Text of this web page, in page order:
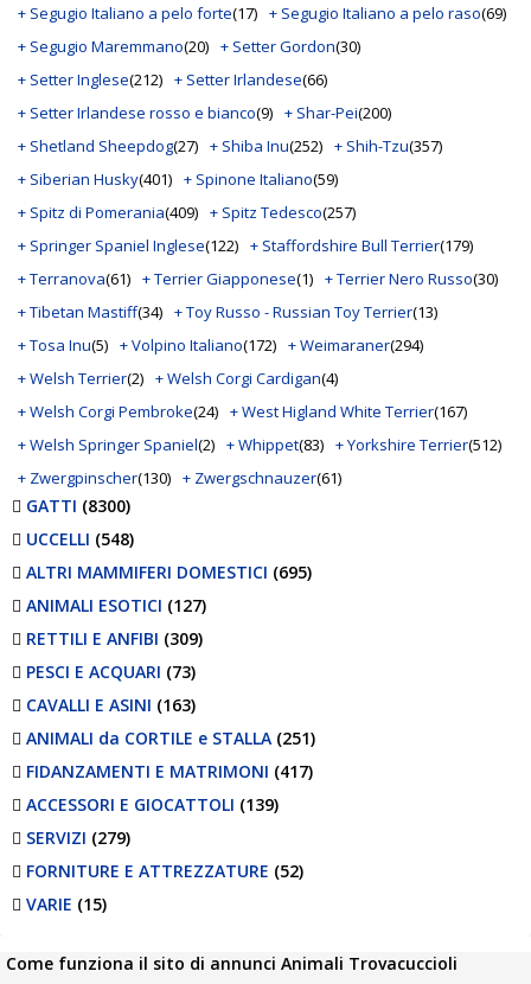
+ Segugio Italiano a pelo forte(17) + Segugio Italiano a pelo raso(69)
+ Segugio Maremmano(20) + Setter Gordon(30)
+ Setter Inglese(212) + Setter Irlandese(66)
+ Setter Irlandese rosso e bianco(9) + Shar-Pei(200)
+ Shetland Sheepdog(27) + Shiba Inu(252) + Shih-Tzu(357)
+ Siberian Husky(401) + Spinone Italiano(59)
+ Spitz di Pomerania(409) + Spitz Tedesco(257)
+ Springer Spaniel Inglese(122) + Staffordshire Bull Terrier(179)
+ Terranova(61) + Terrier Giapponese(1) + Terrier Nero Russo(30)
+ Tibetan Mastiff(34) + Toy Russo - Russian Toy Terrier(13)
+ Tosa Inu(5) + Volpino Italiano(172) + Weimaraner(294)
+ Welsh Terrier(2) + Welsh Corgi Cardigan(4)
+ Welsh Corgi Pembroke(24) + West Higland White Terrier(167)
+ Welsh Springer Spaniel(2) + Whippet(83) + Yorkshire Terrier(512)
+ Zwergpinscher(130) + Zwergschnauzer(61)
GATTI (8300)
UCCELLI (548)
ALTRI MAMMIFERI DOMESTICI (695)
ANIMALI ESOTICI (127)
RETTILI E ANFIBI (309)
PESCI E ACQUARI (73)
CAVALLI E ASINI (163)
ANIMALI da CORTILE e STALLA (251)
FIDANZAMENTI E MATRIMONI (417)
ACCESSORI E GIOCATTOLI (139)
SERVIZI (279)
FORNITURE E ATTREZZATURE (52)
VARIE (15)
Come funziona il sito di annunci Animali Trovacuccioli